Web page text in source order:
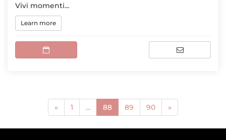
Vivi momenti...
Learn more
« 1 ... 88(current)
89 90 »